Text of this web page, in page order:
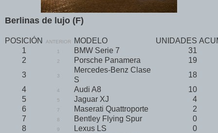
Berlinas de lujo (F)
POSICIÓN ANTERIOR MODELO UNIDADES
1
1 BMW Serie 7
31
2
2 Porsche Panamera
19
3
3
Mercedes-Benz Clase
S
18
4
4 Audi A8
10
5
5 Jaguar XJ
4
6
7 Maserati Quattroporte
2
7
8 Bentley Flying Spur
0
8
9 Lexus LS
0